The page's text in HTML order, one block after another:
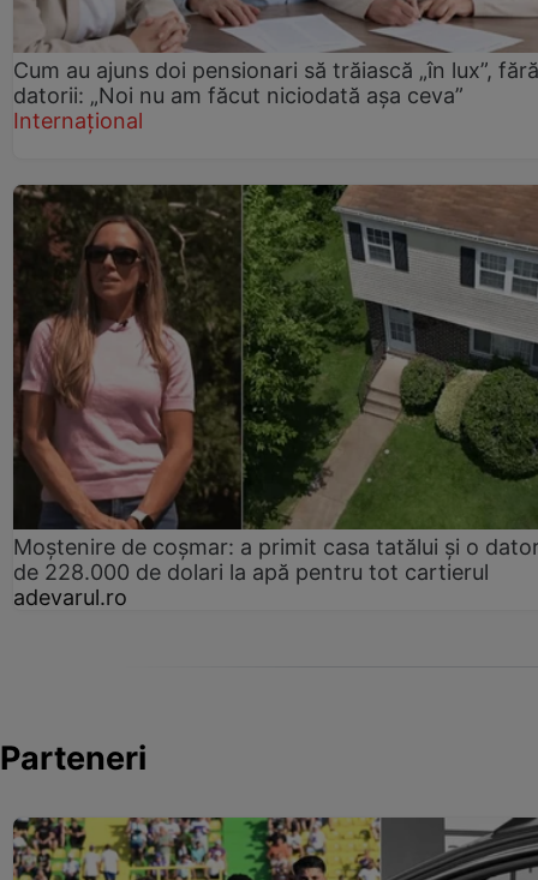
Cum au ajuns doi pensionari să trăiască „în lux”, fără
datorii: „Noi nu am făcut niciodată așa ceva”
Internațional
Moștenire de coșmar: a primit casa tatălui și o
de 228.000 de dolari la apă pentru tot cartierul
adevarul.ro
Parteneri